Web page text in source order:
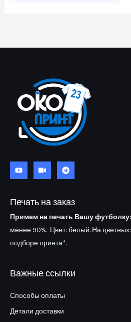
Печать на заказ
Примем на печать Вашу футболку:
менее 90%. Цвет: белый. На
подборе принта*.
Важные ссылки
Способы оплаты
Детали доставки